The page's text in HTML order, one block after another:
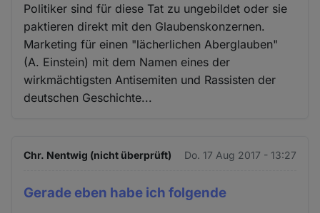
Politiker sind für diese Tat zu ungebildet oder sie
paktieren direkt mit den Glaubenskonzernen.
Marketing für einen "lächerlichen Aberglauben"
(A. Einstein) mit dem Namen eines der
wirkmächtigsten Antisemiten und Rassisten der
deutschen Geschichte...
Chr. Nentwig (nicht überprüft) Do. 17 Aug 2017 - 13:27
Gerade eben habe ich folgende